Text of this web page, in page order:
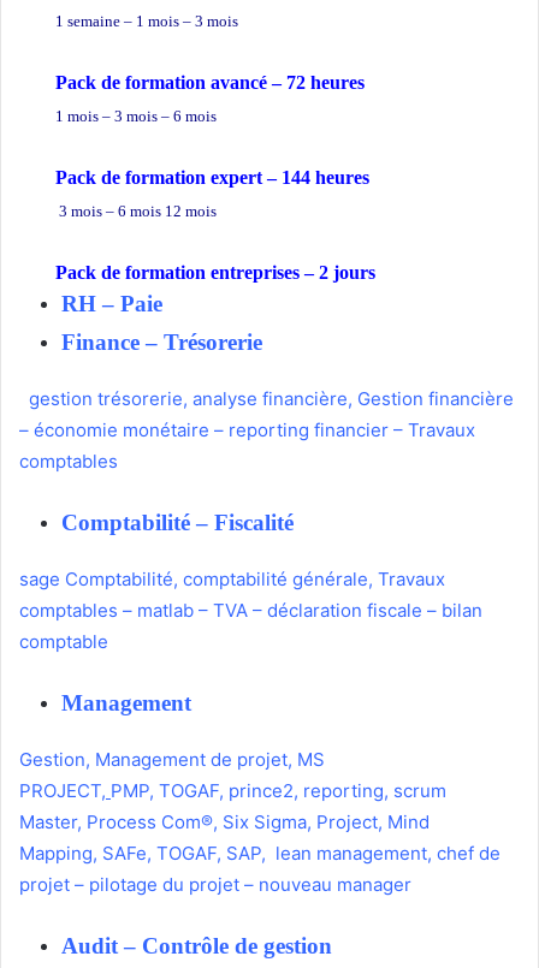
1 semaine – 1 mois – 3 mois
Pack de formation avancé – 72 heures
1 mois – 3 mois – 6 mois
Pack de formation expert – 144 heures
3 mois – 6 mois 12 mois
Pack de formation entreprises– 2 jours
RH – Paie
Finance – Trésorerie
gestion trésorerie, analyse financière, Gestion financière
– économie monétaire – reporting financier – Travaux
comptables
Comptabilité– Fiscalité
sage Comptabilité, comptabilité générale, Travaux
comptables – matlab – TVA – déclaration fiscale – bilan
comptable
Management
Gestion, Management de projet, MS
PROJECT, PMP, TOGAF, prince2, reporting, scrum
Master, Process Com®, Six Sigma, Project, Mind
Mapping, SAFe, TOGAF, SAP, lean management, chef de
projet – pilotage du projet – nouveau manager
Audit – Contrôle de gestion